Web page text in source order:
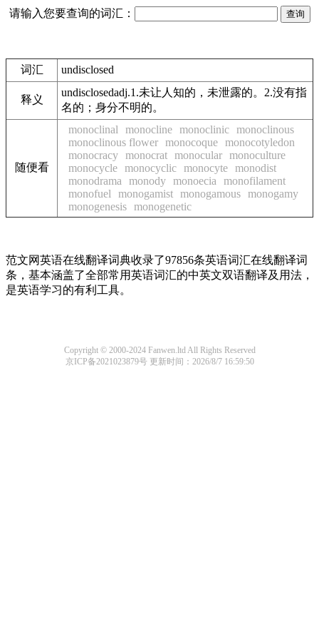
请输入您要查询的词汇：
词汇 undisclosed
释义
undisclosedadj.1.未让人知的，未泄露的。2.没有指
名的；身分不明的。
随便看
monoclinal monocline monoclinic monoclinous
monoclinous flower monocoque monocotyledon
monocracy monocrat monocular monoculture
monocycle monocyclic monocyte monodist
monodrama
monody monoecia
monofilament
monofuel
monogamist monogamous monogamy
monogenesis monogenetic
范文网英语在线翻译词典收录了97856条英语词汇在线翻译词
条，基本涵盖了全部常用英语词汇的中英文双语翻译及用法，
是英语学习的有利工具。
Copyright © 2000-2024 Fanwen.ltd All Rights Reserved
京ICP备2021023879号更新时间：2026/8/7 16:59:50